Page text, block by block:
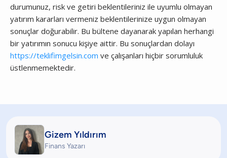
durumunuz, risk ve getiri beklentileriniz ile uyumlu olmayan
yatırım kararları vermeniz beklentilerinize uygun olmayan
sonuçlar doğurabilir. Bu bültene dayanarak yapılan herhangi
bir yatırımın sonucu kişiye aittir. Bu sonuçlardan dolayı
https://teklifimgelsin.com ve çalışanları hiçbir sorumluluk
üstlenmemektedir.
Gizem Yıldırım
Finans Yazarı